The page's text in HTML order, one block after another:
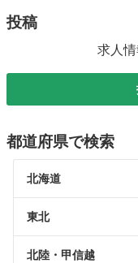
投稿
求人
都道府県で検索
北海道
東北
北陸・甲信越